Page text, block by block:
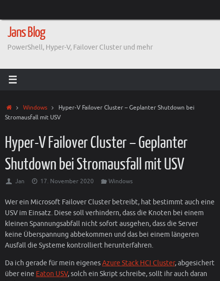
springen
Jans Blog
PowerShell, Hyper-V, Failover Cluster und mehr
StartWindows
Hyper-V Failover Cluster – Geplanter Shutdown bei
Stromausfall mit USV
Hyper-V Failover Cluster – Geplanter
Shutdown bei Stromausfall mit USV
Jan 17. November 2020 Windows
Wer ein Microsoft Failover Cluster betreibt, hat bestimmt auch eine
USV im Einsatz. Diese soll verhindern, dass die Knoten bei einem
kleinen Spannungsabfall nicht sofort ausgehen, dass die Server
keine Überspannung abbekommen und das bei einem längeren
Ausfall die Systeme kontrolliert herunterfahren.
Da ich gerade für mein eigenesAzure Stack HCI Cluster, abgesichert
über eine Eaton USV, solch ein Skript schreibe, sollt ihr auch daran